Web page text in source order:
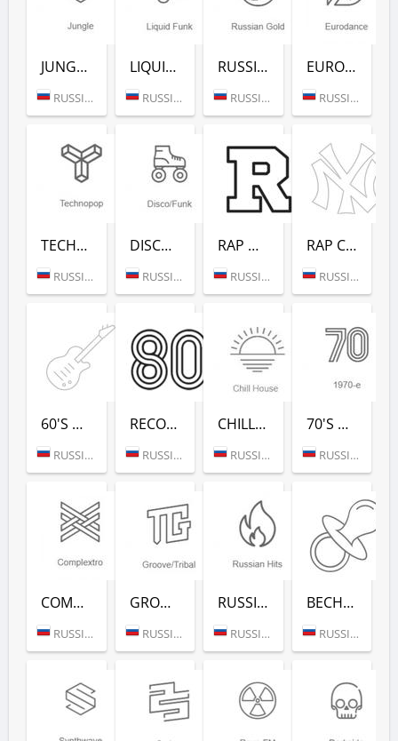
JUNGLE (РАДИО РЕКОРД)
RUSSIA (MOSCOW)
LIQUID FUNK (РАДИО РЕКОРД)
RUSSIA (MOSCOW)
RUSSIAN GOLD (РАДИО РЕКОРД)
RUSSIA (MOSCOW)
EURODANCE (РАДИО РЕКОРД)
RUSSIA (MOSCOW)
TECHNOPOP (РАДИО РЕКОРД)
RUSSIA (MOSCOW)
DISCO/FUNK (РАДИО РЕКОРД)
RUSSIA (MOSCOW)
RAP HITS (РАДИО РЕКОРД)
RUSSIA (MOSCOW)
RAP CLASSICS (РАДИО РЕКОРД)
RUSSIA (MOSCOW)
60'S DANCE (РАДИО РЕКОРД)
RUSSIA (MOSCOW)
RECORD 80-Х (РАДИО РЕКОРД)
RUSSIA (MOSCOW)
CHILL HOUSE (РАДИО РЕКОРД)
RUSSIA (MOSCOW)
70'S DANCE (РАДИО РЕКОРД)
RUSSIA (MOSCOW)
COMPLEXTRO (РАДИО РЕКОРД)
RUSSIA (MOSCOW)
GROOVE/TRIBAL (РАДИО РЕКОРД)
RUSSIA (MOSCOW)
RUSSIAN HITS (РАДИО РЕКОРД)
RUSSIA (MOSCOW)
ВЕСНУШКА FM (РАДИО РЕКОРД)
RUSSIA (MOSCOW)